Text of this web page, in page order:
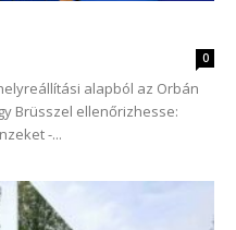
0
alapból az Orbán
Brüsszel ellenőrizhesse:
-...